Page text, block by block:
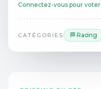
Connectez-vous pour voter
CATÉGORIES 🏁 Racing